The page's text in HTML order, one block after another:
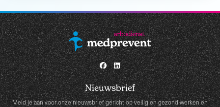
Nieuwsbrief
Meld je aan voor onze nieuwsbrief gericht op veilig en gezond werken en